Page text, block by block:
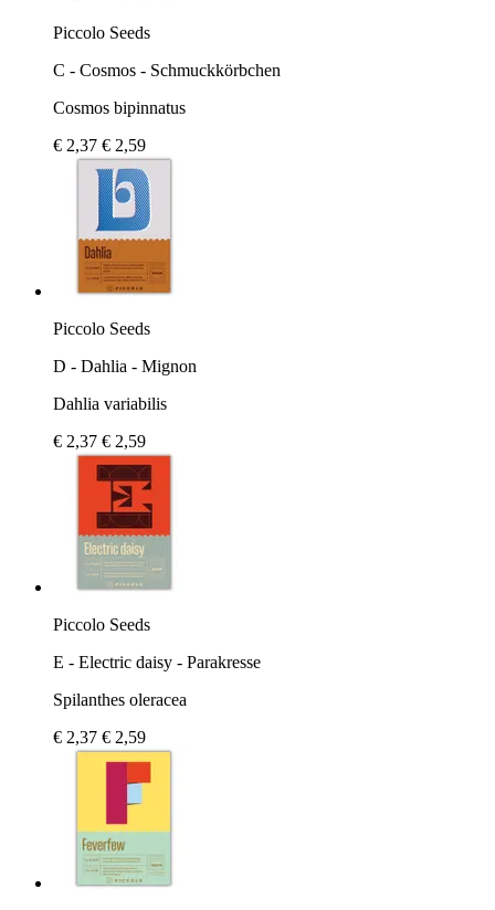
Piccolo Seeds
C - Cosmos - Schmuckkörbchen
Cosmos bipinnatus
€ 2,37 € 2,59
Piccolo Seeds
D - Dahlia - Mignon
Dahlia variabilis
€ 2,37 € 2,59
Piccolo Seeds
E - Electric daisy - Parakresse
Spilanthes oleracea
€ 2,37 € 2,59